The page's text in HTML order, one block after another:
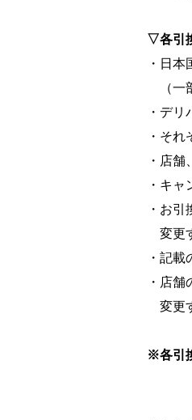
▽各引
・日
（一
・デ
・そ
・店
・キ
・お
変更
・記
・店
変更
※各引